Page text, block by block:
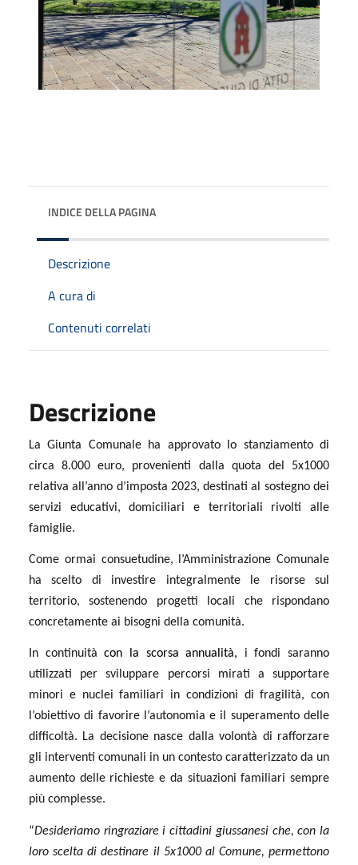
INDICE DELLA PAGINA
Descrizione
A cura di
Contenuti correlati
Descrizione
La Giunta Comunale ha approvato lo stanziamento di
circa 8.000 euro, provenienti dalla quota del 5x1000
relativa all’anno d’imposta 2023, destinati al sostegno dei
servizi educativi, domiciliari e territoriali rivolti alle
famiglie.
Come ormai consuetudine, l’Amministrazione Comunale
ha scelto di investire integralmente le risorse sul
territorio, sostenendo progetti locali che rispondano
concretamente ai bisogni della comunità.
In continuitàcon la scorsa annualità, i fondi saranno
utilizzati per sviluppare percorsi mirati a supportare
minori e nuclei familiari in condizioni di fragilità, con
l’obiettivo di favorire l’autonomia e il superamento delle
difficoltà. La decisione nasce dalla volontà di rafforzare
gli interventi comunali in un contesto caratterizzato da un
aumento delle richieste e da situazioni familiari sempre
più complesse.
“Desideriamo ringraziare i cittadini giussanesi che, con la
loro scelta di destinare il 5x1000 al Comune, permettono